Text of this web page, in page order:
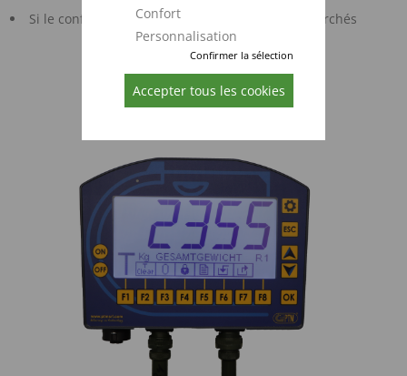
Confort
Personnalisation
Confirmer la sélection
Accepter tous les cookies
Si le confort et le rendement sont les buts recherchés